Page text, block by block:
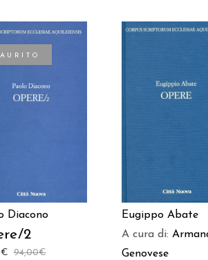
Diacono
2
94,00€
€
Eugippo Abate
A cura di:
Genovese